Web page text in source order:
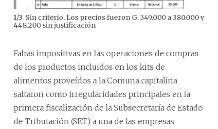
1/3 Sin criterio. Los precios fueron G. 349.000 a 380.000 y
448.200 sin justificación
Faltas impositivas en las operaciones de compras
de los productos incluidos en los kits de
alimentos proveídos a la Comuna capitalina
saltaron como irregularidades principales en la
primera fiscalización de la Subsecretaría de Estado
de Tributación (SET) a una de las empresas